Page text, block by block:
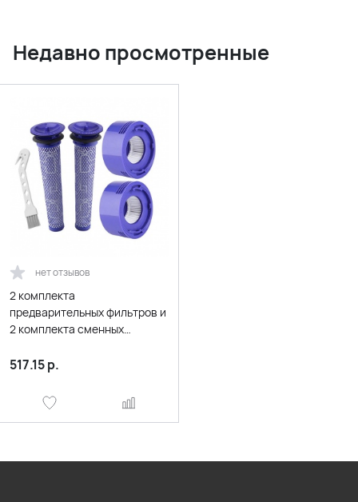
Недавно просмотренные
нет отзывов
2 комплекта
предварительных фильтров и
2 комплекта сменных
Совместимые беспроводные
517.15р.